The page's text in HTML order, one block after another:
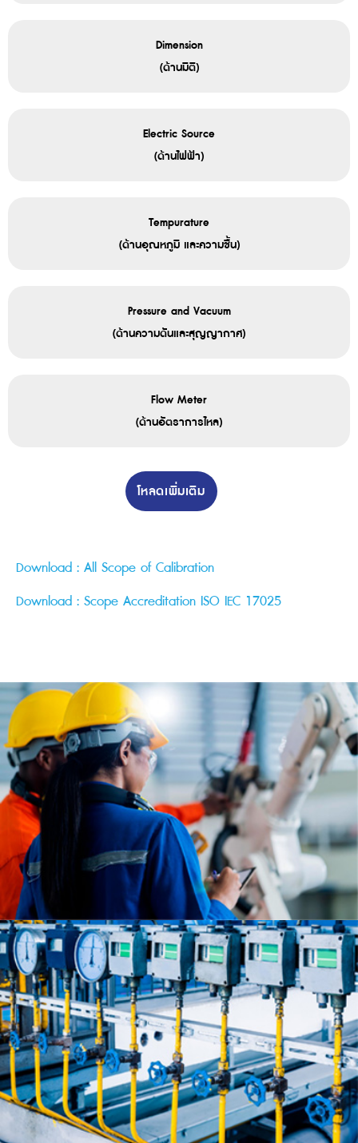
Dimension
(ด้านมิติ)
Electric Source
(ด้านไฟฟ้า)
Tempurature
(ด้านอุณหภูมิ และความชื้น)
Pressure and Vacuum
(ด้านความดันและสุญญากาศ)
Flow Meter
(ด้านอัตราการไหล)
โหลดเพิ่มเติม
Download : All Scope of Calibration
Download : Scope Accreditation ISO IEC 17025